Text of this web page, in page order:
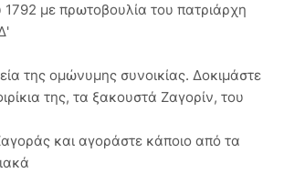
1792 με πρωτοβουλία του πατριάρχη
της ομώνυμης συνοικίας. Δοκιμάστε
της, τα ξακουστά Ζαγορίν, του
και αγοράστε κάποιο από τα